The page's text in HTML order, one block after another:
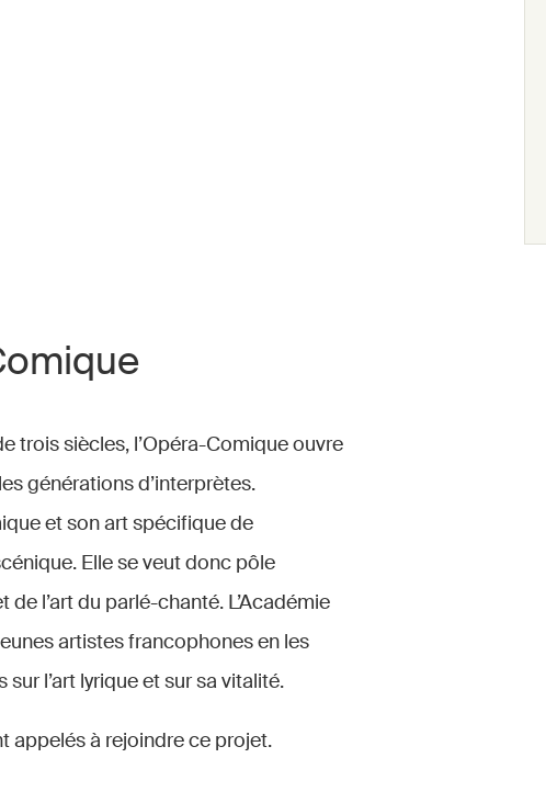
trois siècles, l’Opéra-Comique ouvre
générations d’interprètes.
et son art spécifique de
Elle se veut donc pôle
l’art du parlé-chanté. L’Académie
artistes francophones en les
l’art lyrique et sur sa vitalité.
appelés à rejoindre ce projet.